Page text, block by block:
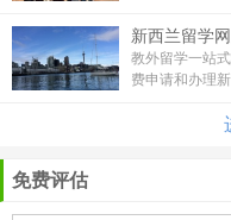
工作签证，并
新西兰大学众
专业课程可供
新西兰留学
教外留学一站
费申请和办理
给于解答与评
免费评估